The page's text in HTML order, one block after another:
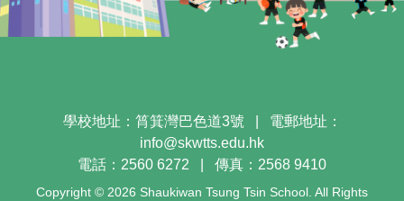
學校地址：筲箕灣巴色道3號
電郵地址：
info@skwtts.edu.hk
電話：2560 6272
傳真：2568 9410
Copyright © 2026 Shaukiwan Tsung Tsin School. All Rights